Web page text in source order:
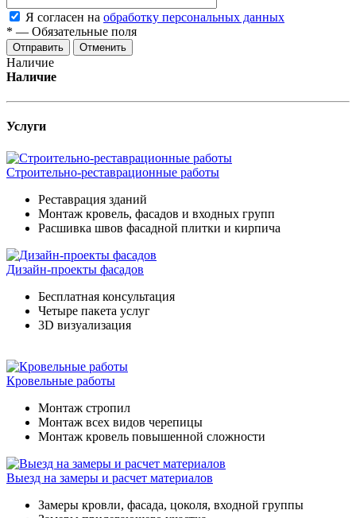
Я согласен на обработку персональных данных
* — Обязательные поля
Отменить
Наличие
Наличие
Услуги
Строительно-реставрационные работы
Реставрация зданий
Монтаж кровель, фасадов и входных групп
Расшивка швов фасадной плитки и кирпича
Дизайн-проекты фасадов
Бесплатная консультация
Четыре пакета услуг
3D визуализация
Кровельные работы
Монтаж стропил
Монтаж всех видов черепицы
Монтаж кровель повышенной сложности
Выезд на замеры и расчет материалов
Замеры кровли, фасада, цоколя, входной группы